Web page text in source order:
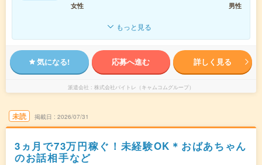
女性
男性
もっと見る
気になる! 応募へ進む 詳しく見る
派遣会社 株式会社バイトレ（キャムコムグループ）
未読 掲載日 2026/07/31
3ヵ月で73万円稼ぐ！未経験OK＊おばあちゃん
のお話相手など